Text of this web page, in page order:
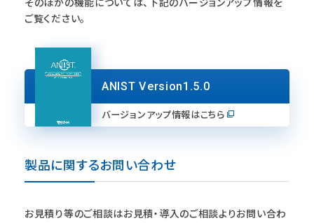
そのほかの機能については、下記のバージョンアップ情報を
ご覧ください。
ANIST Version1.5.0
バージョンアップ情報はこちら
製品に関するお問い合わせ
お見積り等のご相談はお見積・導入のご相談よりお問い合わ